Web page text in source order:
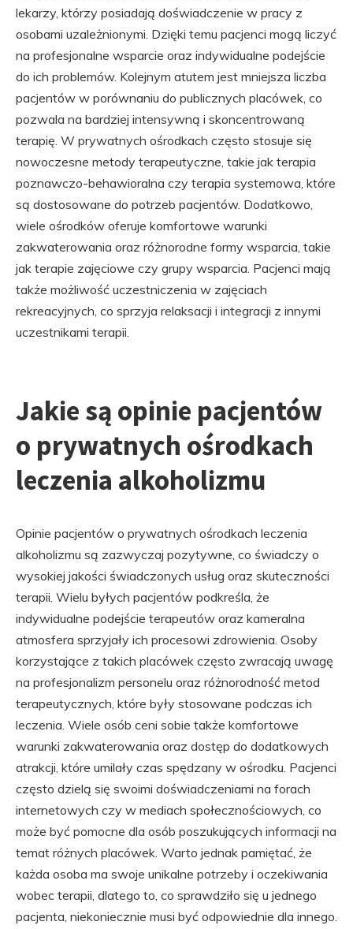
lekarzy, którzy posiadają doświadczenie w pracy z
osobami uzależnionymi. Dzięki temu pacjenci mogą liczyć
na profesjonalne wsparcie oraz indywidualne podejście
do ich problemów. Kolejnym atutem jest mniejsza liczba
pacjentów w porównaniu do publicznych placówek, co
pozwala na bardziej intensywną i skoncentrowaną
terapię. W prywatnych ośrodkach często stosuje się
nowoczesne metody terapeutyczne, takie jak terapia
poznawczo-behawioralna czy terapia systemowa, które
są dostosowane do potrzeb pacjentów. Dodatkowo,
wiele ośrodków oferuje komfortowe warunki
zakwaterowania oraz różnorodne formy wsparcia, takie
jak terapie zajęciowe czy grupy wsparcia. Pacjenci mają
także możliwość uczestniczenia w zajęciach
rekreacyjnych, co sprzyja relaksacji i integracji z innymi
uczestnikami terapii.
Jakie są opinie pacjentów
o prywatnych ośrodkach
leczenia alkoholizmu
Opinie pacjentów o prywatnych ośrodkach leczenia
alkoholizmu są zazwyczaj pozytywne, co świadczy o
wysokiej jakości świadczonych usług oraz skuteczności
terapii. Wielu byłych pacjentów podkreśla, że
indywidualne podejście terapeutów oraz kameralna
atmosfera sprzyjały ich procesowi zdrowienia. Osoby
korzystające z takich placówek często zwracają uwagę
na profesjonalizm personelu oraz różnorodność metod
terapeutycznych, które były stosowane podczas ich
leczenia. Wiele osób ceni sobie także komfortowe
warunki zakwaterowania oraz dostęp do dodatkowych
atrakcji, które umilały czas spędzany w ośrodku. Pacjenci
często dzielą się swoimi doświadczeniami na forach
internetowych czy w mediach społecznościowych, co
może być pomocne dla osób poszukujących informacji na
temat różnych placówek. Warto jednak pamiętać, że
każda osoba ma swoje unikalne potrzeby i oczekiwania
wobec terapii, dlatego to, co sprawdziło się u jednego
pacjenta, niekoniecznie musi być odpowiednie dla innego.